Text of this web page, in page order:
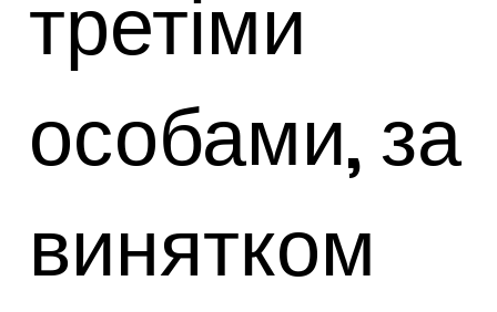
третіми
особами, за
винятком